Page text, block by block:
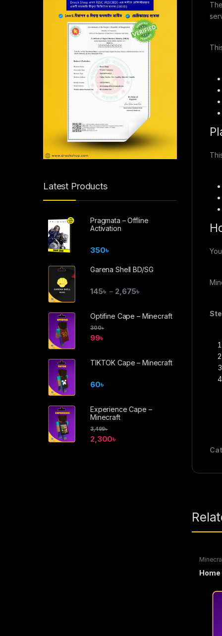
Latest Products
Pragmata – Offline
Activation
350৳
Garena Shell BD/SG
145৳ – 2,675৳
Optifine Cape – Minecraft
99৳
300৳
TIKTOK Cape – Minecraft
60৳
Experience Cape –
Minecraft
2,300৳
3,499৳